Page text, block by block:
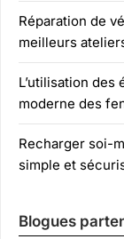
Réparation de
meilleurs
L’utilisation des
moderne des
Recharger soi-
simple et
Blogues